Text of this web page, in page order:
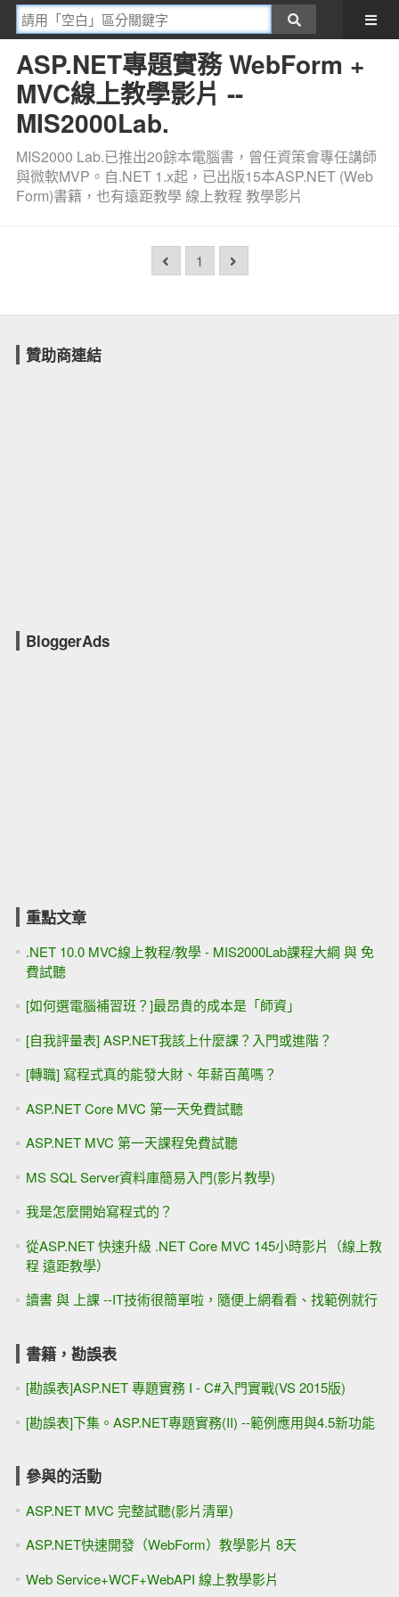
ASP.NET專題實務 WebForm +
MVC線上教學影片 --
MIS2000Lab.
MIS2000 Lab.已推出20餘本電腦書，曾任資策會專任講師
與微軟MVP。自.NET 1.x起，已出版15本ASP.NET (Web
Form)書籍，也有遠距教學 線上教程 教學影片
1
贊助商連結
BloggerAds
重點文章
.NET 10.0 MVC線上教程/教學 - MIS2000Lab課程大綱 與 免
費試聽
[如何選電腦補習班？]最昂貴的成本是「師資」
[自我評量表] ASP.NET我該上什麼課？入門或進階？
[轉職] 寫程式真的能發大財、年薪百萬嗎？
ASP.NET Core MVC 第一天免費試聽
ASP.NET MVC 第一天課程免費試聽
MS SQL Server資料庫簡易入門(影片教學)
我是怎麼開始寫程式的？
從ASP.NET 快速升級 .NET Core MVC 145小時影片（線上教
程 遠距教學）
讀書 與 上課 --IT技術很簡單啦，隨便上網看看、找範例就行
書籍，勘誤表
[勘誤表]ASP.NET 專題實務 I - C#入門實戰(VS 2015版)
[勘誤表]下集。ASP.NET專題實務(II) --範例應用與4.5新功能
參與的活動
ASP.NET MVC 完整試聽(影片清單)
ASP.NET快速開發（WebForm）教學影片 8天
Web Service+WCF+WebAPI 線上教學影片